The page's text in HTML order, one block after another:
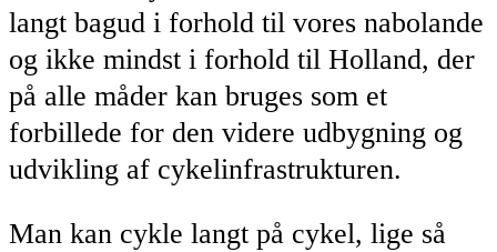
langt bagud i forhold til vores nabolande
og ikke mindst i forhold til Holland, der
på alle måder kan bruges som et
forbillede for den videre udbygning og
udvikling af cykelinfrastrukturen.
Man kan cykle langt på cykel, lige så